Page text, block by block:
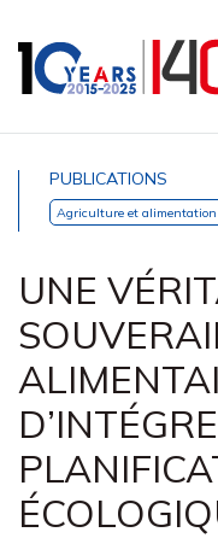
PUBLICATIONS
Agriculture et alimentation
UNE